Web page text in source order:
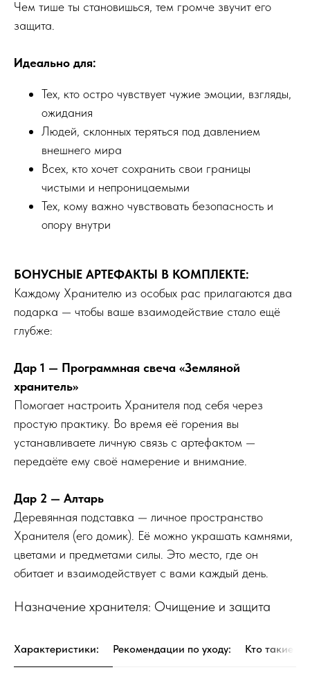
Чем тише ты становишься, тем громче звучит его
защита.
Идеально для:
Тех, кто остро чувствует чужие эмоции, взгляды,
ожидания
Людей, склонных теряться под давлением
внешнего мира
Всех, кто хочет сохранить свои границы
чистыми и непроницаемыми
Тех, кому важно чувствовать безопасность и
опору внутри
БОНУСНЫЕ АРТЕФАКТЫ В КОМПЛЕКТЕ:
Каждому Хранителю из особых рас прилагаются два
подарка — чтобы ваше взаимодействие стало ещё
глубже:
Дар 1 — Программная свеча «Земляной
хранитель»
Помогает настроить Хранителя под себя через
простую практику. Во время её горения вы
устанавливаете личную связь с артефактом —
передаёте ему своё намерение и внимание.
Дар 2 — Алтарь
Деревянная подставка — личное пространство
Хранителя (его домик). Её можно украшать камнями,
цветами и предметами силы. Это место, где он
обитает и взаимодействует с вами каждый день.
Назначение хранителя: Очищение и защита
Характеристики: Рекомендации по уходу: Кто такие